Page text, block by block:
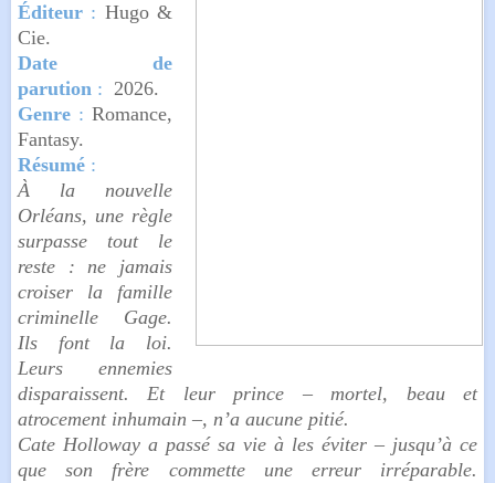
Éditeur : Hugo &
Cie.
Date de
parution : 2026.
Genre : Romance,
Fantasy.
Résumé :
À la nouvelle
Orléans, une règle
surpasse tout le
reste : ne jamais
croiser la famille
criminelle Gage.
Ils font la loi.
Leurs ennemies
disparaissent. Et leur prince – mortel, beau et
atrocement inhumain –, n’a aucune pitié.
Cate Holloway a passé sa vie à les éviter – jusqu’à ce
que son frère commette une erreur irréparable.